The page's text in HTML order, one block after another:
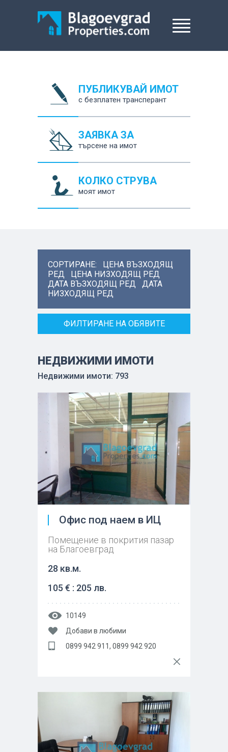
ПУБЛИКУВАЙ ИМОТ
с безплатен трансперант
ЗАЯВКА ЗА
търсене на имот
КОЛКО СТРУВА
моят имот
СОРТИРАНЕ: ЦЕНА ВЪЗХОДЯЩ
РЕД
ЦЕНА НИЗХОДЯЩ РЕД
ДАТА ВЪЗХОДЯЩ РЕД
ДАТА
НИЗХОДЯЩ РЕД
ФИЛТИРАНЕ НА ОБЯВИТЕ
НЕДВИЖИМИ ИМОТИ
Недвижими имоти: 793
Офис под наем в ИЦ
Помещение в покрития пазар
на Благоевград
28 кв.м.
105 € : 205 лв.
10149
Добави в любими
0899 942 911, 0899 942 920